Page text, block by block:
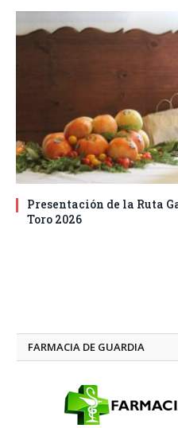
Presentación de la Ruta
Toro 2026
FARMACIA DE GUARDIA